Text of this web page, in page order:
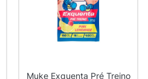
Muke Exquenta Pré Treino